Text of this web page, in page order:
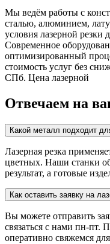
Мы ведём работы с
сталью, алюминием,
условия лазерной резки
Современное
оптимизированный
стоимость услуг без
СПб. Цена лазерной
Отвечаем на
Какой металл подходит
Лазерная резка
цветных. Наши станки
результат, а готовые
Как оставить заявку на
Вы можете отправить
связаться с нами пн-пт.
оперативно свяжемся